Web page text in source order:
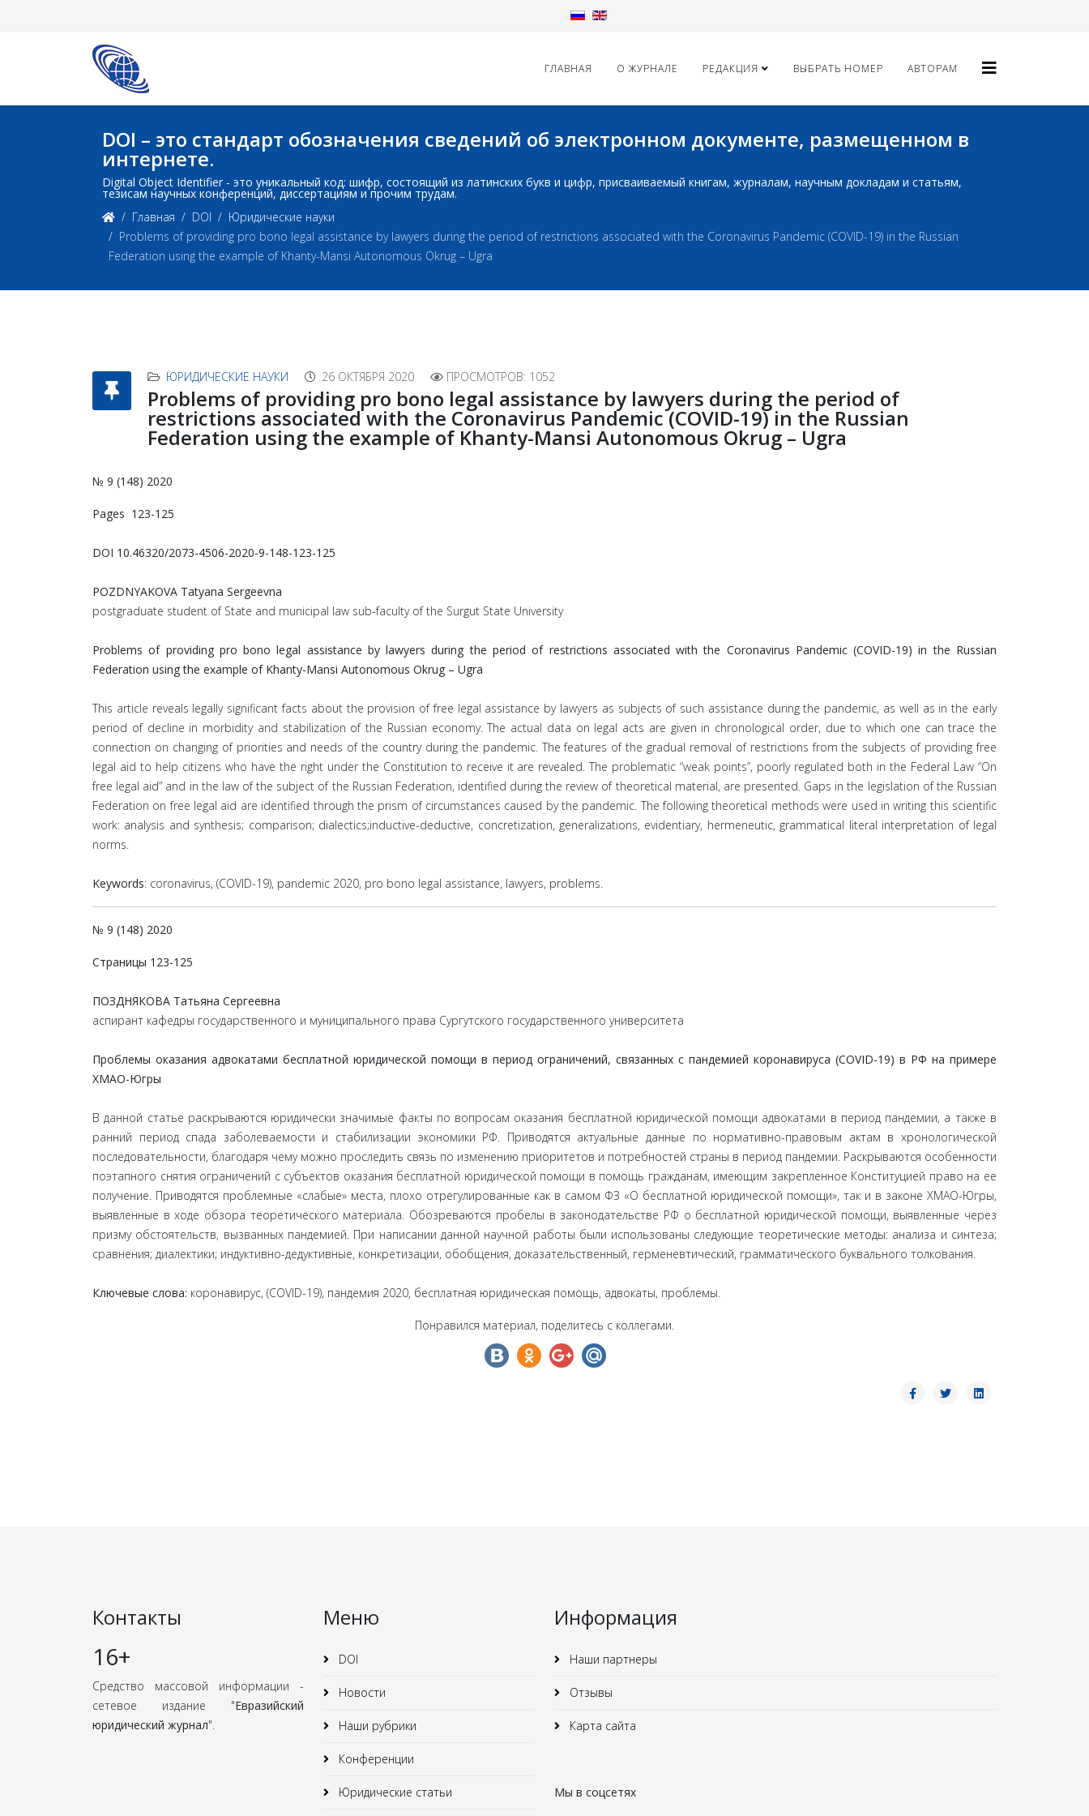
ГЛАВНАЯ О ЖУРНАЛЕ РЕДАКЦИЯ ВЫБРАТЬ НОМЕР АВТОРАМ
DOI – это стандарт обозначения сведений об электронном документе, размещенном в
интернете.
Digital Object Identifier - это уникальный код: шифр, состоящий из латинских букв и цифр, присваиваемый книгам, журналам, научным докладам и статьям,
тезисам научных конференций, диссертациям и прочим трудам.
Главная
DOI
Юридические науки
Problems of providing pro bono legal assistance by lawyers during the period of restrictions associated with the Coronavirus Pandemic (COVID-19) in the Russian
Federation using the example of Khanty-Mansi Autonomous Okrug – Ugra
ЮРИДИЧЕСКИЕ НАУКИ 26 ОКТЯБРЯ 2020 ПРОСМОТРОВ: 1052
Problems of providing pro bono legal assistance by lawyers during the period of
restrictions associated with the Coronavirus Pandemic (COVID-19) in the Russian
Federation using the example of Khanty-Mansi Autonomous Okrug – Ugra
№ 9 (148) 2020
Pages 123-125
DOI 10.46320/2073-4506-2020-9-148-123-125
POZDNYAKOVA Tatyana Sergeevna
postgraduate student of State and municipal law sub-faculty of the Surgut State University
Problems of providing pro bono legal assistance by lawyers during the period of restrictions associated with the Coronavirus Pandemic (COVID-19) in the Russian
Federation using the example of Khanty-Mansi Autonomous Okrug – Ugra
This article reveals legally significant facts about the provision of free legal assistance by lawyers as subjects of such assistance during the pandemic, as well as in the early
period of decline in morbidity and stabilization of the Russian economy. The actual data on legal acts are given in chronological order, due to which one can trace the
connection on changing of priorities and needs of the country during the pandemic. The features of the gradual removal of restrictions from the subjects of providing free
legal aid to help citizens who have the right under the Constitution to receive it are revealed. The problematic “weak points”, poorly regulated both in the Federal Law “On
free legal aid” and in the law of the subject of the Russian Federation, identified during the review of theoretical material, are presented. Gaps in the legislation of the Russian
Federation on free legal aid are identified through the prism of circumstances caused by the pandemic. The following theoretical methods were used in writing this scientific
work: analysis and synthesis; comparison; dialectics;inductive-deductive, concretization, generalizations, evidentiary, hermeneutic, grammatical literal interpretation of legal
norms.
Keywords: coronavirus, (COVID-19), pandemic 2020, pro bono legal assistance, lawyers, problems.
№ 9 (148) 2020
Страницы 123-125
ПОЗДНЯКОВА Татьяна Сергеевна
аспирант кафедры государственного и муниципального права Сургутского государственного университета
Проблемы оказания адвокатами бесплатной юридической помощи в период ограничений, связанных с пандемией коронавируса (COVID-19) в РФ на примере
ХМАО-Югры
В данной статье раскрываются юридически значимые факты по вопросам оказания бесплатной юридической помощи адвокатами в период пандемии, а также в
ранний период спада заболеваемости и стабилизации экономики РФ. Приводятся актуальные данные по нормативно-правовым актам в хронологической
последовательности, благодаря чему можно проследить связь по изменению приоритетов и потребностей страны в период пандемии. Раскрываются особенности
поэтапного снятия ограничений с субъектов оказания бесплатной юридической помощи в помощь гражданам, имеющим закрепленное Конституцией право на ее
получение. Приводятся проблемные «слабые» места, плохо отрегулированные как в самом ФЗ «О бесплатной юридической помощи», так и в законе ХМАО-Югры,
выявленные в ходе обзора теоретического материала. Обозреваются пробелы в законодательстве РФ о бесплатной юридической помощи, выявленные через
призму обстоятельств, вызванных пандемией. При написании данной научной работы были использованы следующие теоретические методы: анализа и синтеза;
сравнения; диалектики; индуктивно-дедуктивные, конкретизации, обобщения, доказательственный, герменевтический, грамматического буквального толкования.
Ключевые слова: коронавирус, (COVID-19), пандемия 2020, бесплатная юридическая помощь, адвокаты, проблемы.
Понравился материал, поделитесь с коллегами.
Контакты
16+
Средство массовой информации -
сетевое издание "Евразийский
юридический журнал".
Меню
DOI
Новости
Наши рубрики
Конференции
Юридические статьи
Информация
Наши партнеры
Отзывы
Карта сайта
Мы в соцсетях